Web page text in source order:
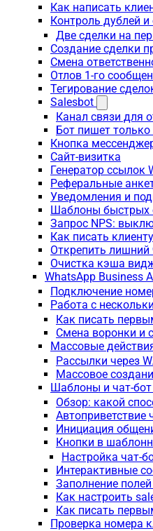
Как написать
Контроль дублей
Две сделки на
Создание сделки
Смена
Отлов 1-го
Тегирование
Salesbot
Канал связи для
Бот пишет
Кнопка
Сайт-визитка
Генератор ссылок
Реферальные
Уведомления и
Шаблоны быстрых
Запрос NPS:
Как писать
Открепить лишний
Очистка кэша
WhatsApp Business
Подключение
Работа с
Как писать
Смена воронки и
Массовые
Рассылки через
Массовое
Шаблоны и чат-бот
Обзор: какой
Автоприветствие
Инициация
Кнопки в
Настройка чат-
Интерактивные
Заполнение
Как настроить
Как писать
Проверка номера